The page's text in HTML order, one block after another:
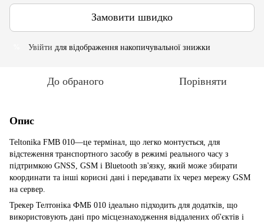
Замовити швидко
Увійти для відображення накопичувальної знижки
До обраного Порівняти
Опис
Teltonika FMB 010—це термінал, що легко монтується, для
відстеження транспортного засобу в режимі реального часу з
підтримкою GNSS, GSM і Bluetooth зв'язку, який може збирати
координати та інші корисні дані і передавати їх через мережу GSM
на сервер.
Трекер Телтоніка ФМБ 010 ідеально підходить для додатків, що
використовують дані про місцезнаходження віддалених об'єктів і